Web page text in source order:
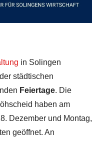
in Solingen
städtischen
Feiertage. Die
haben am
Dezember und Montag,
geöffnet. An